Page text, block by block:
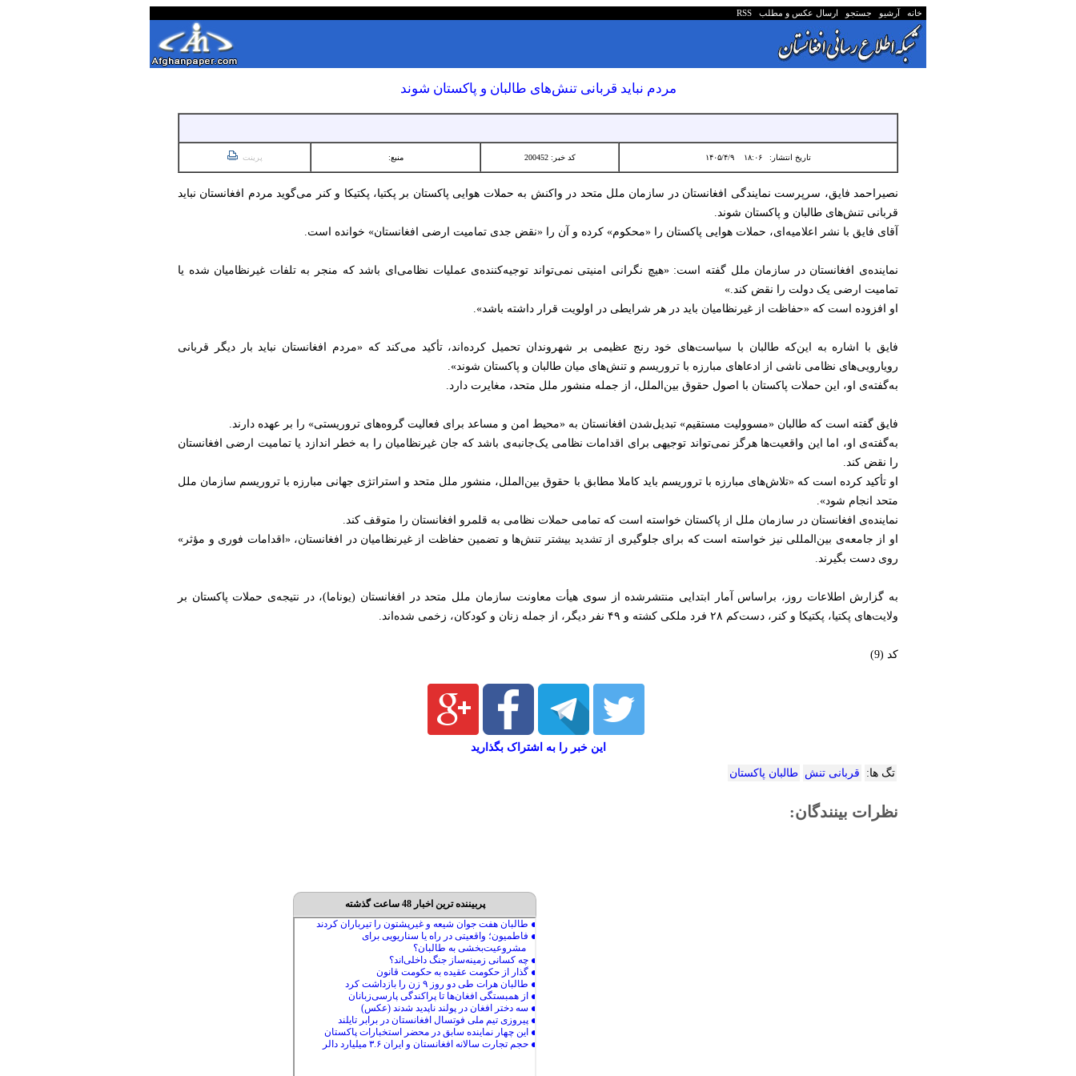
خانه آرشیو جستجو ارسال عکس و مطلب RSS
مردم نباید قربانی تنش‌های طالبان و پاکستان شوند
تاریخ انتشار: ۱۸:۰۶ ۱۴۰۵/۴/۹ کد خبر: 200452 منبع: پرینت
نصیراحمد فایق، سرپرست نمایندگی افغانستان در سازمان ملل متحد در واکنش به حملات هوایی پاکستان بر پکتیا، پکتیکا و کنر می‌گوید مردم افغانستان نباید
قربانی تنش‌های طالبان و پاکستان شوند.
آقای فایق با نشر اعلامیه‌ای، حملات هوایی پاکستان را «محکوم» کرده و آن را «نقض جدی تمامیت ارضی افغانستان» خوانده است.
نماینده‌ی افغانستان در سازمان ملل گفته است: «هیچ نگرانی امنیتی نمی‌تواند توجیه‌کننده‌ی عملیات نظامی‌ای باشد که منجر به تلفات غیرنظامیان شده یا
تمامیت ارضی یک دولت را نقض کند.»
او افزوده است که «حفاظت از غیرنظامیان باید در هر شرایطی در اولویت قرار داشته باشد».
فایق با اشاره به این‌که طالبان با سیاست‌های خود رنج عظیمی بر شهروندان تحمیل کرده‌اند، تأکید می‌کند که «مردم افغانستان نباید بار دیگر قربانی
رویارویی‌های نظامی ناشی از ادعاهای مبارزه با تروریسم و تنش‌های میان طالبان و پاکستان شوند».
به‌گفته‌ی او، این حملات پاکستان با اصول حقوق بین‌الملل، از جمله منشور ملل متحد، مغایرت دارد.
فایق گفته است که طالبان «مسوولیت مستقیم» تبدیل‌شدن افغانستان به «محیط امن و مساعد برای فعالیت گروه‌های تروریستی» را بر عهده دارند.
به‌گفته‌ی او، اما این واقعیت‌ها هرگز نمی‌تواند توجیهی برای اقدامات نظامی یک‌جانبه‌ی باشد که جان غیرنظامیان را به خطر اندازد یا تمامیت ارضی افغانستان
را نقض کند.
او تأکید کرده است که «تلاش‌های مبارزه با تروریسم باید کاملا مطابق با حقوق بین‌الملل، منشور ملل متحد و استراتژی جهانی مبارزه با تروریسم سازمان ملل
متحد انجام شود».
نماینده‌ی افغانستان در سازمان ملل از پاکستان خواسته است که تمامی حملات نظامی به قلمرو افغانستان را متوقف کند.
او از جامعه‌ی بین‌المللی نیز خواسته است که برای جلوگیری از تشدید بیشتر تنش‌ها و تضمین حفاظت از غیرنظامیان در افغانستان، «اقدامات فوری و مؤثر»
روی دست بگیرند.
به گزارش اطلاعات روز، براساس آمار ابتدایی منتشرشده از سوی هیأت معاونت سازمان ملل متحد در افغانستان (یوناما)، در نتیجه‌ی حملات پاکستان بر
ولایت‌های پکتیا، پکتیکا و کنر، دست‌کم ۲۸ فرد ملکی کشته و ۴۹ نفر دیگر، از جمله زنان و کودکان، زخمی شده‌اند.
کد (9)
این خبر را به اشتراک بگذارید
تگ ها: قربانی تنش‌ طالبان پاکستان
نظرات بینندگان:
پربیننده ترین اخبار 48 ساعت گذشته